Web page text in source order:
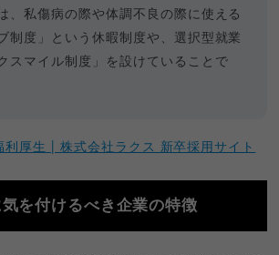
、私傷病の際や体調不良の際に使える
制度」という休暇制度や、選択型就業
スマイル制度」を設けていることで
利厚生 | 株式会社ラクス 新卒採用サイト
を付けるべき企業の特徴